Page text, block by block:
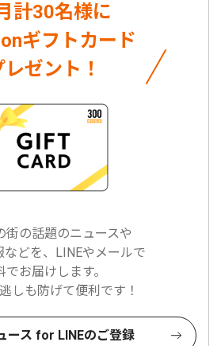
計30名様に
ギフトカード
レゼント！
街の話題のニュースや
などを、LINEやメールで
でお届けします。
しも防げて便利です！
ース for LINEのご登録